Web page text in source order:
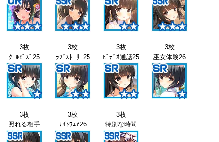
3枚
ｸｰﾙﾋﾞｽﾞ25
3枚
ﾗﾌﾞｽﾄｰﾘｰ25
3枚
ﾋﾞﾃﾞｵ通話25
3枚
巫女体験26
3枚
照れる相手
3枚
ﾅｲﾄｳｪｱ26
3枚
特別な時間